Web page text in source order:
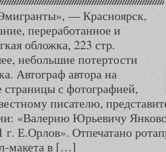
— Красноярск,
переработанное и
обложка, 223 стр.
небольшие потертости
Автограф автора на
страницы с фотографией,
писателю,
«Валерию Юрьевичу
г. Е.Орлов». Отпечатано
макета в […]